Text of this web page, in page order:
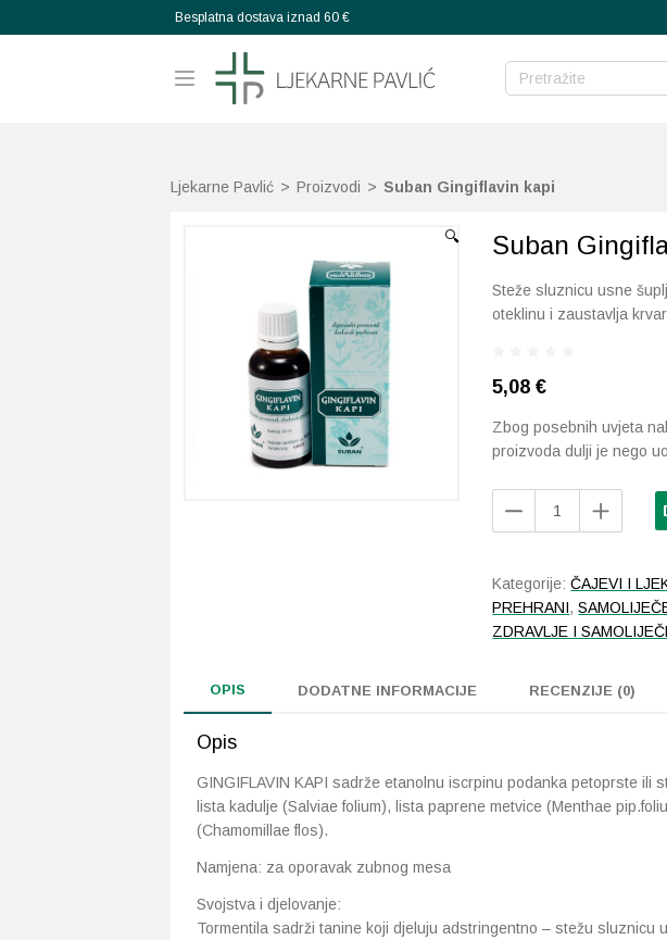
Besplatna dostava iznad 60 €
Ljekarne Pavlić > Proizvodi > Suban Gingiflavin kapi
🔍 Suban
Steže sluznicu usne
oteklinu i zaustavlja
5,08€
Zbog posebnih uvjeta
proizvoda dulji je nego
Kategorije:ČAJEVI I
PREHRANI,
ZDRAVLJE I
OPIS DODATNE INFORMACIJE RECENZIJE (0)
Opis
GINGIFLAVIN KAPI sadrže etanolnu iscrpinu podanka petoprste ili
lista kadulje (Salviae folium), lista paprene metvice (Menthae
(Chamomillae flos).
Namjena: za oporavak zubnog mesa
Svojstva i djelovanje:
Tormentila sadrži tanine koji djeluju adstringentno – stežu sluznicu